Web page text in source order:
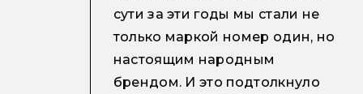
сути за эти годы мы стали не
только маркой номер один, но
настоящим народным
брендом. И это подтолкнуло